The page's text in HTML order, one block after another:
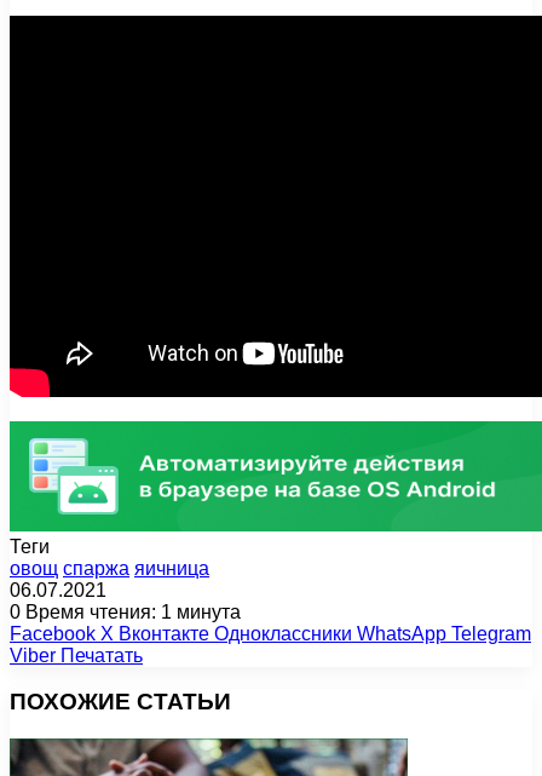
Теги
овощ спаржа яичница
06.07.2021
0 Время чтения: 1 минута
Facebook X Вконтакте Одноклассники WhatsApp Telegram
Viber Печатать
ПОХОЖИЕ СТАТЬИ